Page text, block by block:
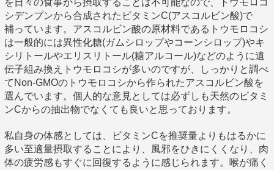
を日々の食事から摂取することは不可能なので、トウモロコ
シデンプンから合成されたビタミンC(アスコルビン酸)で
補っています。アスコルビン酸の原材料であるトウモロコシ
は一般的には異性化糖(ガムシロップやコーンシロップ)やキ
シリトールやエリスリトール(糖アルコール)などのように遺
伝子組み換えトウモロコシが多いのですが、しっかりと調べ
てNon-GMOのトウモロコシから作られたアスコルビン酸を
選んでいます。個人的な意見としては必ずしも天然のビタミ
ンCからの抽出物でなくても良いと思っております。
私自身の体感としては、ビタミンCを推奨量よりもはるかに
多い至適量摂取することにより、風邪をひきにくくなり、肉
体の疲労感もすぐに回復するように感じられます。喉が痛く